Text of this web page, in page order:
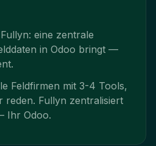
eine zentrale
in Odoo bringt —
Feldfirmen mit 3-4 Tools,
reden. Fullyn zentralisiert
Ihr Odoo.